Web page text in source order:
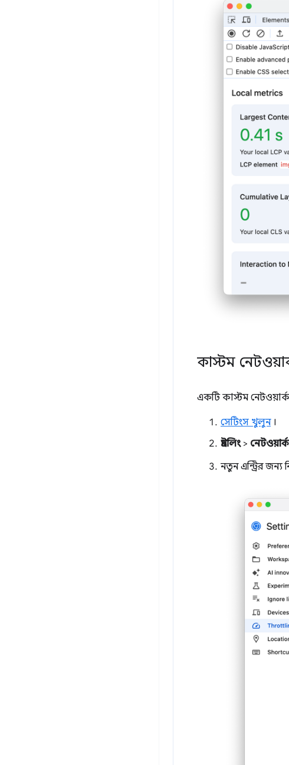
কাস্টম
একটি কাস্টম
সেটিংস খুলুন।
থ্রটলিং>
নতুন এন্ট্রির জন্য